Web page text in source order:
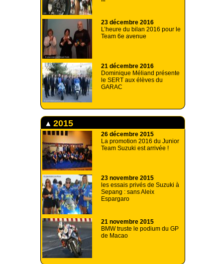
23 décembre 2016
L’heure du bilan 2016 pour le
Team 6e avenue
21 décembre 2016
Dominique Méliand présente
le SERT aux élèves du
GARAC
2015
26 décembre 2015
La promotion 2016 du Junior
Team Suzuki est arrivée !
23 novembre 2015
les essais privés de Suzuki à
Sepang : sans Aleix
Espargaro
21 novembre 2015
BMW truste le podium du GP
de Macao